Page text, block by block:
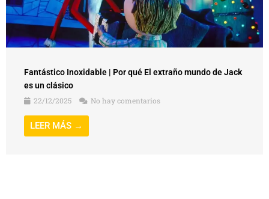
Fantástico Inoxidable | Por qué El extraño mundo de Jack
es un clásico
22/12/2025
No hay comentarios
LEER MÁS →